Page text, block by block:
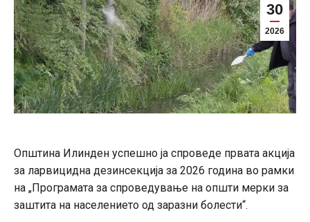
30
2026
Општина Илинден успешно ја спроведе првата акција
за ларвицидна дезинсекција за 2026 година во рамки
на „Програмата за спроведување на општи мерки за
заштита на населението од заразни болести“.